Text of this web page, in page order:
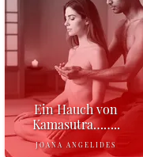
Ein Hauch von
Kamasutra……..
JOANA ANGELIDES